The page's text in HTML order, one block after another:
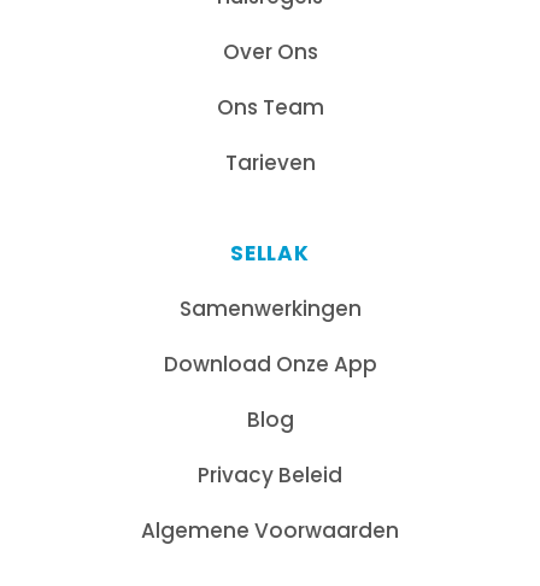
Over Ons
Ons Team
Tarieven
SELLAK
Samenwerkingen
Download Onze App
Blog
Privacy Beleid
Algemene Voorwaarden